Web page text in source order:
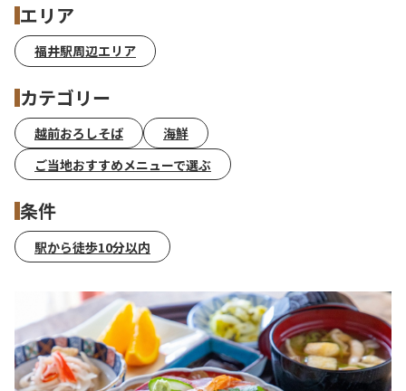
エリア
福井駅周辺エリア
カテゴリー
越前おろしそば
海鮮
ご当地おすすめメニューで選ぶ
条件
駅から徒歩10分以内